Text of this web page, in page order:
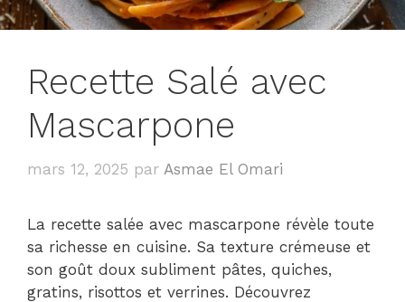
Recette Salé avec
Mascarpone
mars 12, 2025 par Asmae El Omari
La recette salée avec mascarpone révèle toute
sa richesse en cuisine. Sa texture crémeuse et
son goût doux subliment pâtes, quiches,
gratins, risottos et verrines. Découvrez